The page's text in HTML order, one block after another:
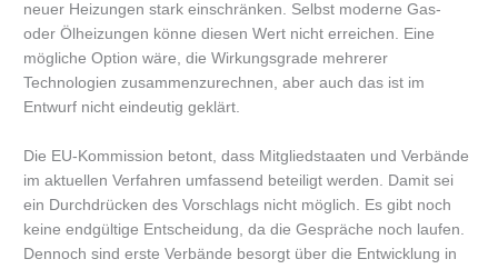
neuer Heizungen stark einschränken. Selbst moderne Gas-
oder Ölheizungen könne diesen Wert nicht erreichen. Eine
mögliche Option wäre, die Wirkungsgrade mehrerer
Technologien zusammenzurechnen, aber auch das ist im
Entwurf nicht eindeutig geklärt.
Die EU-Kommission betont, dass Mitgliedstaaten und Verbände
im aktuellen Verfahren umfassend beteiligt werden. Damit sei
ein Durchdrücken des Vorschlags nicht möglich. Es gibt noch
keine endgültige Entscheidung, da die Gespräche noch laufen.
Dennoch sind erste Verbände besorgt über die Entwicklung in